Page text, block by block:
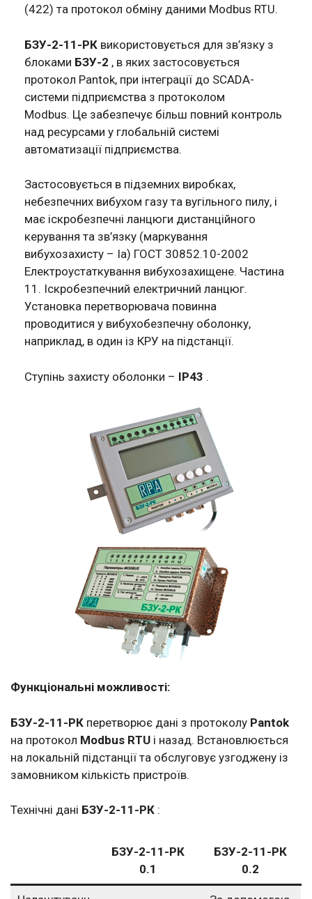
(422) та протокол обміну даними Modbus RTU.
БЗУ-2-11-РК використовується для зв’язку з
блоками БЗУ-2 , в яких застосовується
протокол Pantok, при інтеграції до SCADA-
системи підприємства з протоколом
Modbus. Це забезпечує більш повний контроль
над ресурсами у глобальній системі
автоматизації підприємства.
Застосовується в підземних виробках,
небезпечних вибухом газу та вугільного пилу, і
має іскробезпечні ланцюги дистанційного
керування та зв’язку (маркування
вибухозахисту – Ia) ГОСТ 30852.10-2002
Електроустаткування вибухозахищене. Частина
11. Іскробезпечний електричний ланцюг.
Установка перетворювача повинна
проводитися у вибухобезпечну оболонку,
наприклад, в один із КРУ на підстанції.
Ступінь захисту оболонки – IР43 .
Функціональні можливості:
БЗУ-2-11-РК перетворює дані з протоколу Pantok
на протокол Modbus RTU і назад. Встановлюється
на локальній підстанції та обслуговує узгоджену із
замовником кількість пристроїв.
Технічні дані БЗУ-2-11-РК :
БЗУ-2-11-РК
0.1
БЗУ-2-11-РК
0.2